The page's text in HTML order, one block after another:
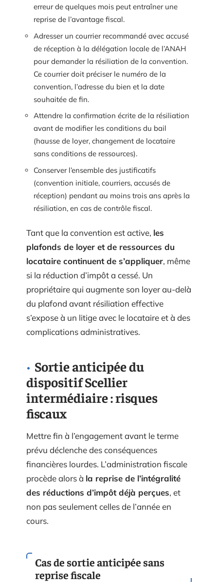
erreur de quelques mois peut entraîner une
reprise de l’avantage fiscal.
Adresser un courrier recommandé avec accusé
de réception à la délégation locale de l’ANAH
pour demander la résiliation de la convention.
Ce courrier doit préciser le numéro de la
convention, l’adresse du bien et la date
souhaitée de fin.
Attendre la confirmation écrite de la résiliation
avant de modifier les conditions du bail
(hausse de loyer, changement de locataire
sans conditions de ressources).
Conserver l’ensemble des justificatifs
(convention initiale, courriers, accusés de
réception) pendant au moins trois ans après la
résiliation, en cas de contrôle fiscal.
Tant que la convention est active, les
plafonds de loyer et de ressources du
locataire continuent de s’appliquer, même
si la réduction d’impôt a cessé. Un
propriétaire qui augmente son loyer au-delà
du plafond avant résiliation effective
s’expose à un litige avec le locataire et à des
complications administratives.
Sortie anticipée du
dispositif Scellier
intermédiaire : risques
fiscaux
Mettre fin à l’engagement avant le terme
prévu déclenche des conséquences
financières lourdes. L’administration fiscale
procède alors à la reprise de l’intégralité
des réductions d’impôt déjà perçues, et
non pas seulement celles de l’année en
cours.
Cas de sortie anticipée sans
reprise fiscale